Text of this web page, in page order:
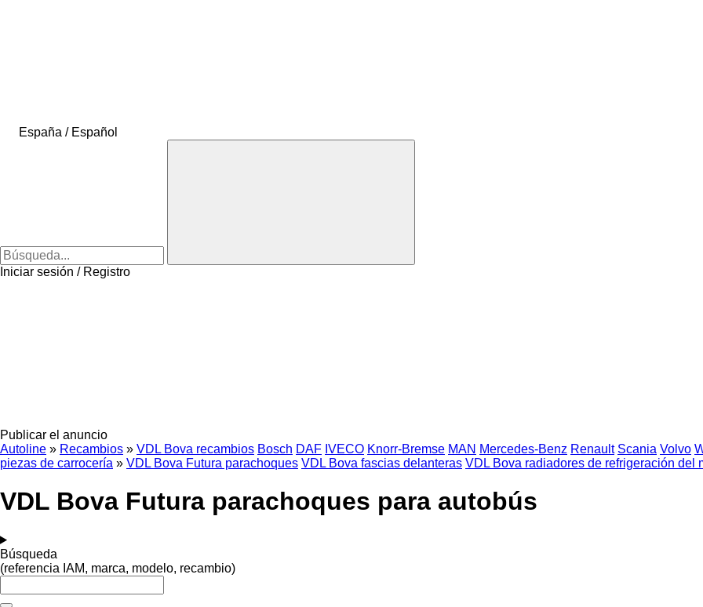
España / Español
Iniciar sesión / Registro
Publicar el anuncio
Autoline » Recambios » VDL Bova recambios Bosch DAF IVECO Knorr-Bremse MAN Mercedes-Benz Renault Scania Volvo
piezas de carrocería » VDL Bova Futura parachoques VDL Bova fascias delanteras VDL Bova radiadores de refrigeración del
VDL Bova Futura parachoques para autobús
Búsqueda
(referencia IAM, marca, modelo, recambio)